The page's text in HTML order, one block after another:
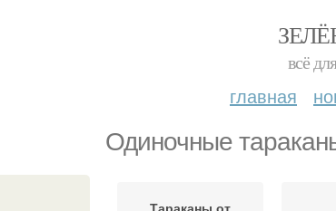
всё
главная
Одиночные
Тараканы от